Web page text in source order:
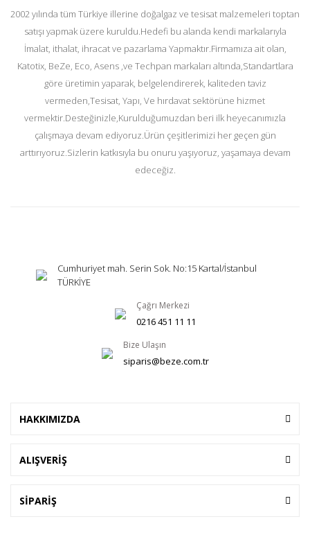
2002 yılında tüm Türkiye illerine doğalgaz ve tesisat malzemeleri toptan
satışı yapmak üzere kuruldu.Hedefi bu alanda kendi markalarıyla
İmalat, ithalat, ihracat ve pazarlama Yapmaktır.Firmamıza ait olan,
Katotix, BeZe, Eco, Asens ,ve Techpan markaları altında,Standartlara
göre üretimin yaparak, belgelendirerek, kaliteden taviz
vermeden,Tesisat, Yapı, Ve hırdavat sektörüne hizmet
vermektir.Desteğinizle,Kurulduğumuzdan beri ilk heyecanımızla
çalışmaya devam ediyoruz.Ürün çeşitlerimizi her geçen gün
arttırıyoruz.Sizlerin katkısıyla bu onuru yaşıyoruz, yaşamaya devam
edeceğiz.
Cumhuriyet mah. Serin Sok. No:15 Kartal/İstanbul
TÜRKİYE
Çağrı Merkezi
0216 451 11 11
Bize Ulaşın
siparis@beze.com.tr
HAKKIMIZDA
ALIŞVERİŞ
SİPARİŞ